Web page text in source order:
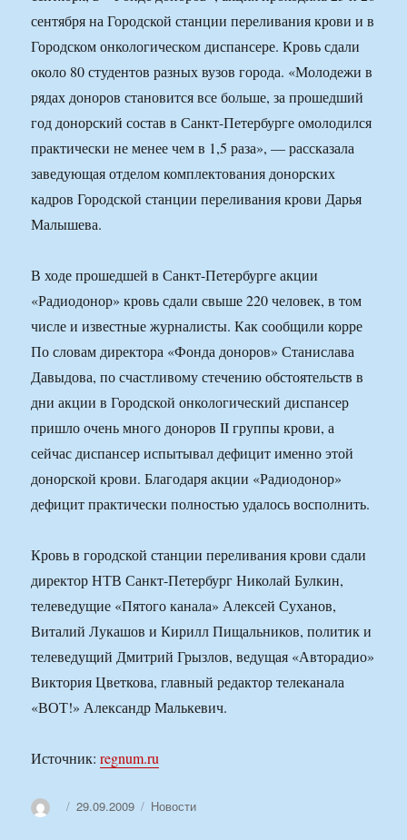
сентября на Городской станции переливания крови и в
Городском онкологическом диспансере. Кровь сдали
около 80 студентов разных вузов города. «Молодежи в
рядах доноров становится все больше, за прошедший
год донорский состав в Санкт-Петербурге омолодился
практически не менее чем в 1,5 раза», — рассказала
заведующая отделом комплектования донорских
кадров Городской станции переливания крови Дарья
Малышева.
В ходе прошедшей в Санкт-Петербурге акции
«Радиодонор» кровь сдали свыше 220 человек, в том
числе и известные журналисты. Как сообщили корре
По словам директора «Фонда доноров» Станислава
Давыдова, по счастливому стечению обстоятельств в
дни акции в Городской онкологический диспансер
пришло очень много доноров II группы крови, а
сейчас диспансер испытывал дефицит именно этой
донорской крови. Благодаря акции «Радиодонор»
дефицит практически полностью удалось восполнить.
Кровь в городской станции переливания крови сдали
директор НТВ Санкт-Петербург Николай Булкин,
телеведущие «Пятого канала» Алексей Суханов,
Виталий Лукашов и Кирилл Пищальников, политик и
телеведущий Дмитрий Грызлов, ведущая «Авторадио»
Виктория Цветкова, главный редактор телеканала
«ВОТ!» Александр Малькевич.
Источник:regnum.ru
АвторОпубликовано
29.09.2009 Рубрики
Новости